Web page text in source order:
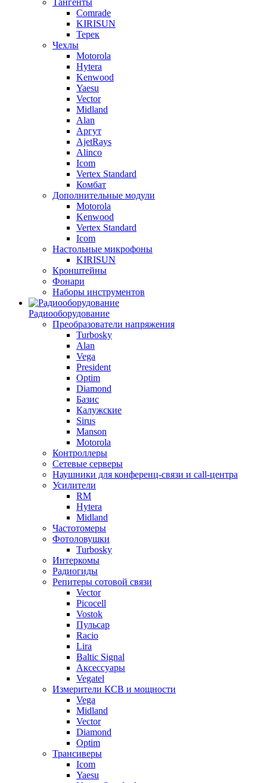
Тангенты
Comrade
KIRISUN
Терек
Чехлы
Motorola
Hytera
Kenwood
Yaesu
Vector
Midland
Alan
Аргут
AjetRays
Alinco
Icom
Vertex Standard
Комбат
Дополнительные модули
Motorola
Kenwood
Vertex Standard
Icom
Настольные микрофоны
KIRISUN
Кронштейны
Фонари
Наборы инструментов
Радиооборудование
Преобразователи напряжения
Turbosky
Alan
Vega
President
Optim
Diamond
Базис
Калужские
Sirus
Manson
Motorola
Контроллеры
Сетевые серверы
Наушники для конференц-связи и call-центра
Усилители
RM
Hytera
Midland
Частотомеры
Фотоловушки
Turbosky
Интеркомы
Радиогиды
Репитеры сотовой связи
Vector
Picocell
Vostok
Пульсар
Racio
Lira
Baltic Signal
Аксессуары
Vegatel
Измерители КСВ и мощности
Vega
Midland
Vector
Diamond
Optim
Трансиверы
Icom
Yaesu